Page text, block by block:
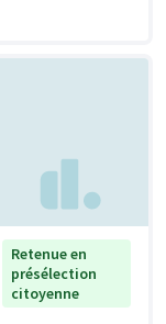
Retenue en
présélection
citoyenne